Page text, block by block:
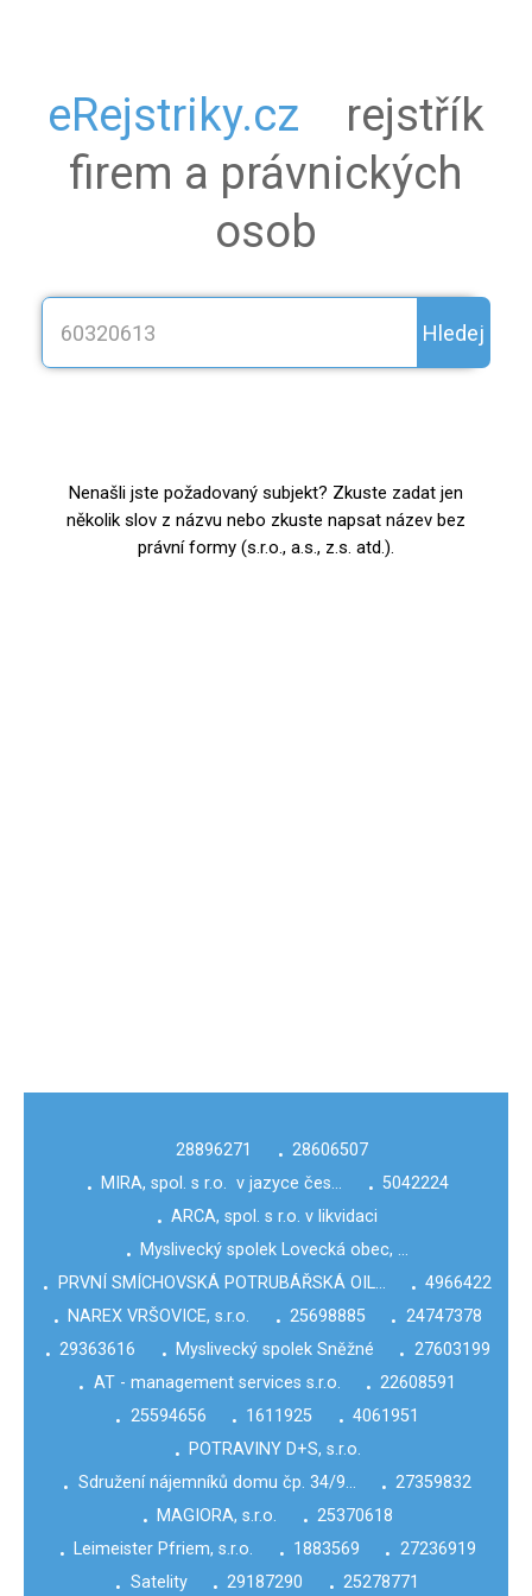
eRejstriky.cz
rejstřík
firem a právnických
osob
Hledej
Nenašli jste požadovaný subjekt? Zkuste zadat jen
několik slov z názvu nebo zkuste napsat název bez
právní formy (s.r.o., a.s., z.s. atd.).
28896271 • 28606507
• MIRA, spol. s r.o. v jazyce čes… • 5042224
• ARCA, spol. s r.o. v likvidaci
• Myslivecký spolek Lovecká obec, …
•
PRVNÍ SMÍCHOVSKÁ POTRUBÁŘSKÁ OIL… • 4966422
• NAREX VRŠOVICE, s.r.o. • 25698885 • 24747378
• 29363616 • Myslivecký spolek Sněžné • 27603199
• AT - management services s.r.o. • 22608591
• 25594656 • 1611925 • 4061951
• POTRAVINY D+S, s.r.o.
• Sdružení nájemníků domu čp. 34/9… • 27359832
• MAGIORA, s.r.o. • 25370618
• Leimeister Pfriem, s.r.o. • 1883569 • 27236919
• Satelity • 29187290 • 25278771